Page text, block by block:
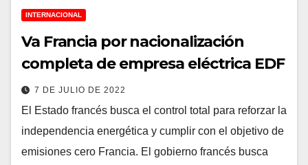
INTERNACIONAL
Va Francia por nacionalización
completa de empresa eléctrica EDF
7 DE JULIO DE 2022
El Estado francés busca el control total para reforzar la
independencia energética y cumplir con el objetivo de
emisiones cero Francia. El gobierno francés busca